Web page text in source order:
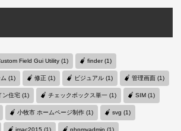
Field Gui Utility (1) finder (1)
(1) 修正 (1) ビジュアル (1) 管理画面 (1)
ン住宅 (1) チェックボックス単一 (1) SIM (1)
小牧市 ホームページ制作 (1) svg (1)